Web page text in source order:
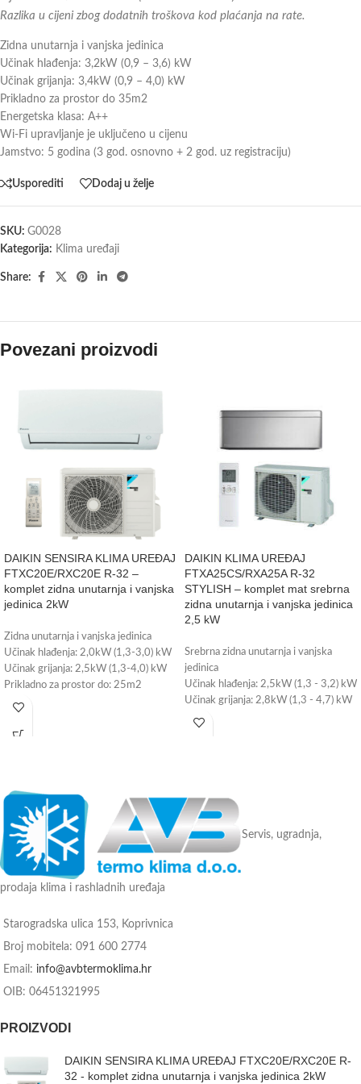
Razlika u cijeni zbog dodatnih troškova kod plaćanja na rate.
Zidna unutarnja i vanjska jedinica
Učinak hlađenja: 3,2kW (0,9 – 3,6) kW
Učinak grijanja: 3,4kW (0,9 – 4,0) kW
Prikladno za prostor do 35m2
Energetska klasa: A++
Wi-Fi upravljanje je uključeno u cijenu
Jamstvo: 5 godina (3 god. osnovno + 2 god. uz registraciju)
Usporediti Dodaj u želje
SKU: G0028
Kategorija: Klima uređaji
Share:
Povezani proizvodi
DAIKIN SENSIRA KLIMA UREĐAJ
FTXC20E/RXC20E R-32 –
komplet zidna unutarnja i vanjska
jedinica 2kW
Zidna unutarnja i vanjska jedinica
Učinak hlađenja: 2,0kW (1,3-3,0) kW
Učinak grijanja: 2,5kW (1,3-4,0) kW
Prikladno za prostor do: 25m2
Energetska klasa: A++
(plaća se posebno)
DAIKIN KLIMA UREĐAJ
FTXA25CS/RXA25A R-32
STYLISH – komplet mat srebrna
zidna unutarnja i vanjska jedinica
2,5 kW
Srebrna zidna unutarnja i vanjska
jedinica
Učinak hlađenja: 2,5kW (1,3 - 3,2) kW
Učinak grijanja: 2,8kW (1,3 - 4,7) kW
Prikladno za prostor do 25m2
Servis, ugradnja,
prodaja klima i rashladnih uređaja
Starogradska ulica 153, Koprivnica
Broj mobitela: 091 600 2774
Email: info@avbtermoklima.hr
OIB: 06451321995
PROIZVODI
DAIKIN SENSIRA KLIMA UREĐAJ FTXC20E/RXC20E R-
32 - komplet zidna unutarnja i vanjska jedinica 2kW